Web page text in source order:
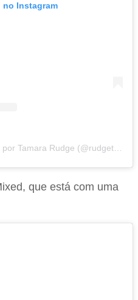
no Instagram
que está com uma